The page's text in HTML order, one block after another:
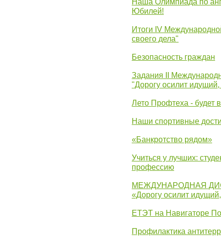
Наша Олимпиада по
Юбилей!
Итоги IV
своего дела"
Безопасность граждан
Задания II
"Дорогу осилит
Лето Профтеха - будет
Наши спортивные
«Банкротство рядом»
Учиться у лучших:
профессию
МЕЖДУНАРОДНАЯ
«Дорогу осилит
ЕТЭТ на Навигаторе
Профилактика